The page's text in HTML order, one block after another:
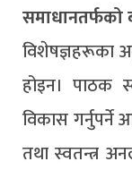
समाधानतर्फको
विशेषज्ञहरूका
होइन। पाठक
विकास
तथा स्वतन्त्र